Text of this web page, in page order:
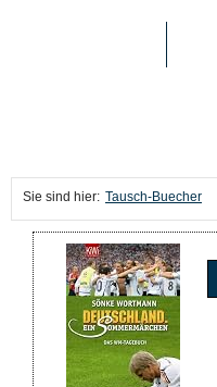
Sie sind hier: Tausch-Buecher